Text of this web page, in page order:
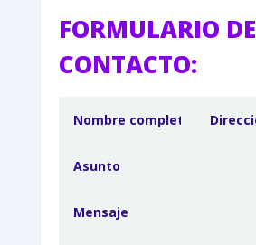
FORMULARIO DE
CONTACTO: